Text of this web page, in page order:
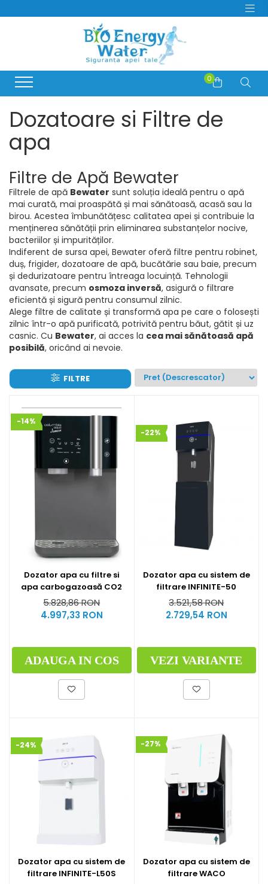
Dozatoare si Filtre de apa
Consumabile Filtre Apa
Abonamente Dozatoare Apa
Service Dozatoare de Apă
Filtre Apa Frigider Side by Side
Distilatoare de apa
Generator de Ozon
Bideuri electrice si non-electrice
BioLux
Bosch
Brita
Hyundai
juman
MegaHome
OzonFix
Philips
Samsung
Whirlpool
0
Dozatoare si Filtre de
apa
Filtre de Apă Bewater
Filtrele de apă Bewater sunt soluția ideală pentru o apă
mai curată, mai proaspătă și mai sănătoasă, acasă sau la
birou. Acestea îmbunătățesc calitatea apei și contribuie la
menținerea sănătății prin eliminarea substanțelor nocive,
bacteriilor și impurităților.
Indiferent de sursa apei, Bewater oferă filtre pentru robinet,
duș, frigider, dozatoare de apă, bucătărie sau baie, precum
și dedurizatoare pentru întreaga locuință. Tehnologii
avansate, precum osmoza inversă, asigură o filtrare
eficientă și sigură pentru consumul zilnic.
Alege filtre de calitate și transformă apa pe care o folosești
zilnic într-o apă purificată, potrivită pentru băut, gătit și uz
casnic. Cu Bewater, ai acces la cea mai sănătoasă apă
posibilă, oricând ai nevoie.
FILTRE
-14%
Dozator apa cu filtre si
apa carbogazoasă CO2
5.828,86 RON
4.997,33 RON
ADAUGA IN COS
-22%
Dozator apa cu sistem de
filtrare INFINITE-50
3.521,58 RON
2.729,54 RON
VEZI VARIANTE
-24%
Dozator apa cu sistem de
filtrare INFINITE-L50S
-27%
Dozator apa cu sistem de
filtrare WACO